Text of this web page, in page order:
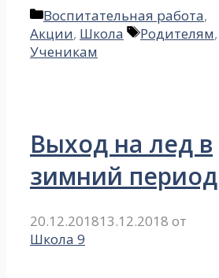
Рубрики
Воспитательная работа,
Акции, Школа Метки
Родителям,
Ученикам
Выход на лед в
зимний период
20.12.201813.12.2018 от
Школа 9